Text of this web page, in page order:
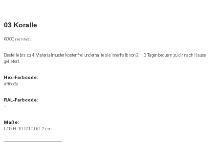
Das System
03 Koralle
€0,00 inkl. MwSt.
Bestelle bis zu 4 Materialmuster kostenfrei und erhalte sie innerhalb von 2 – 3 Tagen bequem zu dir nach Hause
geliefert.
Hex-Farbcode:
#ff6b3a
RAL-Farbcode:
–
Maße:
L/T/H: 10.0/10.0/1.2 cm